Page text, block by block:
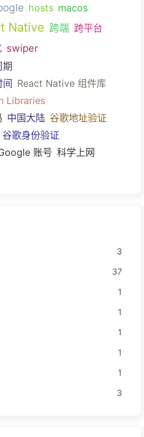
hosts macos
Native 跨端 跨平台
swiper
期
间 React Native 组件库
Libraries
中国大陆 谷歌地址验证
谷歌身份验证
账号 科学上网
3
37
1
1
1
1
1
3